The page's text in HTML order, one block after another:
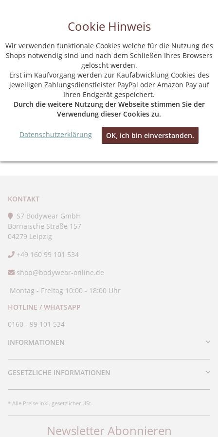
Startseite
AKTUELLES BEI BODYWEAR
Es liegen keine Neuigkeiten vor.
KONTAKT
S7 Bodywear GmbH
Bornaische Straße 157
04279 Leipzig
+49 160 99 101 534
shop@bodywear-online.de
Montag - Freitag 10:00 - 18:00 Uhr
HOTLINE / WHATSAPP
0160 - 99 101 534
INFORMATIONEN
GESETZLICHE INFORMATIONEN
* Alle Preise inkl. gesetzlicher USt.
Newsletter Abonnieren
Cookie Hinweis
Wir verwenden funktionale Cookies welche für die Nutzung des
Shops notwendig sind und nach dem Schließen Ihres Browsers
gelöscht werden.
Erst im Kaufvorgang werden zur Kaufabwicklung Cookies des
jeweiligen Zahlungsdienstleister PayPal oder Amazon Pay auf
Ihren Endgerät gespeichert.
Durch die weitere Nutzung der Webseite stimmen Sie der
Verwendung dieser Cookies zu.
Datenschutzerklärung OK, ich bin einverstanden.